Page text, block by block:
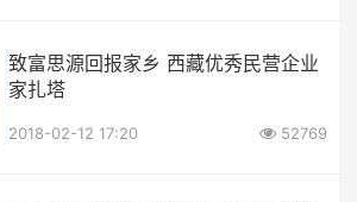
致富思源回报家乡 西藏优秀民营企业
家扎塔
2018-02-12 17:20 52769